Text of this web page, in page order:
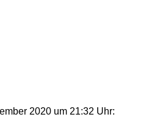
2020 um 21:32 Uhr: